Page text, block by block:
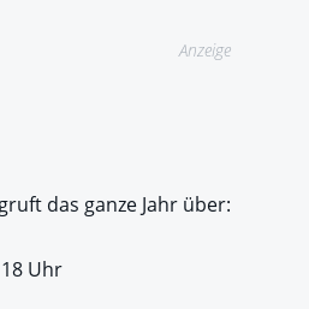
Anzeige
das ganze Jahr über:
Uhr